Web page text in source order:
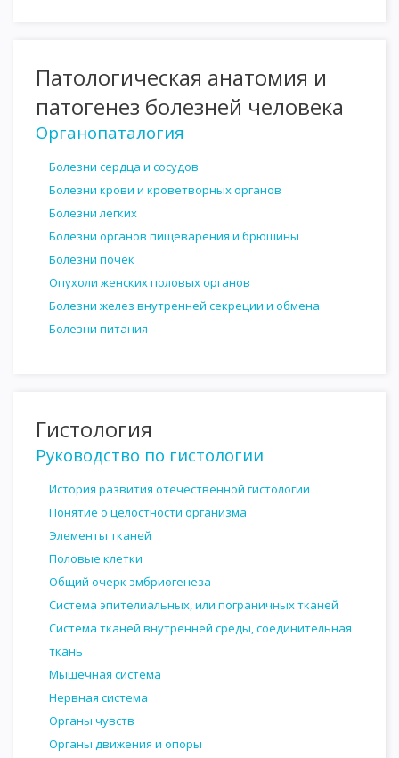
Патологическая анатомия и
патогенез болезней человека
Органопаталогия
Болезни сердца и сосудов
Болезни крови и кроветворных органов
Болезни легких
Болезни органов пищеварения и брюшины
Болезни почек
Опухоли женских половых органов
Болезни желез внутренней секреции и обмена
Болезни питания
Гистология
Руководство по гистологии
История развития отечественной гистологии
Понятие о целостности организма
Элементы тканей
Половые клетки
Общий очерк эмбриогенеза
Система эпителиальных, или пограничных тканей
Система тканей внутренней среды, соединительная
ткань
Мышечная система
Нервная система
Органы чувств
Органы движения и опоры